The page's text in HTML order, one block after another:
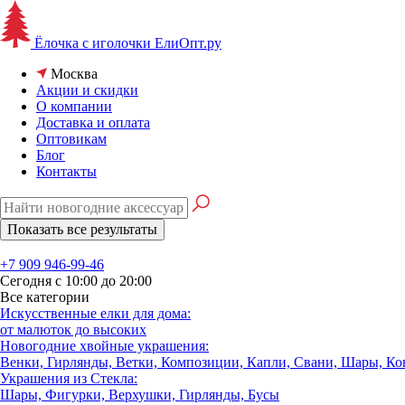
Ёлочка с иголочки ЕлиОпт.ру
Москва
Акции и скидки
О компании
Доставка и оплата
Оптовикам
Блог
Контакты
+7 909 946-99-46
Сегодня с 10:00 до 20:00
Все категории
Искусственные елки для дома:
от малюток до высоких
Новогодние хвойные украшения:
Венки, Гирлянды, Ветки, Композиции, Капли, Свани, Шары,
Украшения из Стекла:
Шары, Фигурки, Верхушки, Гирлянды, Бусы